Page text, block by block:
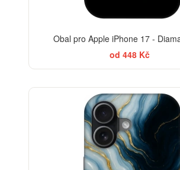
Obal pro Apple iPhone 17 -
od 448 Kč